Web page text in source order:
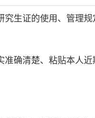
生证的使用、管理规
确清楚、粘贴本人